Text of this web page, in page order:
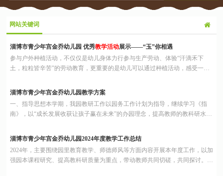
网站关键词
淄博市青少年宫金乔幼儿园 优秀教学活动展示——“玉”你相遇
参与户外种植活动，不仅仅是幼儿身体力行参与生产劳动、体验“汗滴禾下
土，粒粒皆辛苦”的劳动教育，更重要的是幼儿可以通过种植活动，感受一粒
知识，是生命教育的最好途径之一，并在此过程中培养幼儿对大自然的兴趣和
积极情感。 孩子们从播
淄博市青少年宫金乔幼儿园教学方案
一、指导思想本学期，我园教研工作以园务工作计划为指导，继续学习《指
南》，以“成长发展收获让孩子赢在未来”的办园理念，提高教师的教科研水平
（一）加强师德教育，提高教师队伍素质。为了适应教育的新形势新要求，转
变教育观念，本学期我们将在加强师
淄博市青少年宫金乔幼儿园2024年度教学工作总结
2024年，主要围绕园里教育教学、师德师风等方面内容开展本年度工作，以加
强园本课程研究、提高教科研质量为重点，带动教师共同切磋，共同探讨。